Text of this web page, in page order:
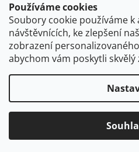
Používáme cookies
Soubory cookie používáme k
návštěvnících, ke zlepšení
zobrazení
abychom vám poskytli skvělý
Sledovat na
Vytvořil
Copyright 2026